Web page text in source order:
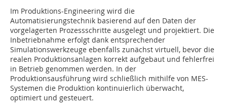
Im Produktions-Engineering wird die
Automatisierungstechnik basierend auf den Daten der
vorgelagerten Prozessschritte ausgelegt und projektiert. Die
Inbetriebnahme erfolgt dank entsprechender
Simulationswerkzeuge ebenfalls zunächst virtuell, bevor die
realen Produktionsanlagen korrekt aufgebaut und fehlerfrei
in Betrieb genommen werden. In der
Produktionsausführung wird schließlich mithilfe von MES-
Systemen die Produktion kontinuierlich überwacht,
optimiert und gesteuert.